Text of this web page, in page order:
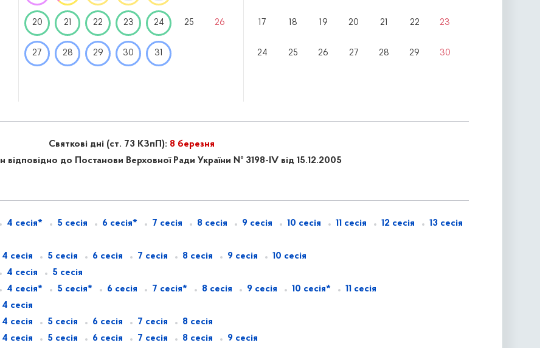
20 21 22 23 24 25 26
27 28 29 30 31
17 18 19 20 21 22 23
24 25 26 27 28 29 30
Святкові дні (ст. 73 КЗпП): 8 березня
відповідно до Постанови Верховної Ради України № 3198-IV від 15.12.2005
4 сесія* 5 сесія 6 сесія* 7 сесія 8 сесія 9 сесія 10 сесія 11 сесія 12 сесія
13 сесія
4 сесія 5 сесія 6 сесія 7 сесія 8 сесія 9 сесія
10 сесія
4 сесія
5 сесія
4 сесія* 5 сесія* 6 сесія 7 сесія* 8 сесія 9 сесія 10 сесія*
11 сесія
4 сесія
4 сесія 5 сесія 6 сесія 7 сесія
8 сесія
4 сесія 5 сесія 6 сесія 7 сесія 8 сесія
9 сесія